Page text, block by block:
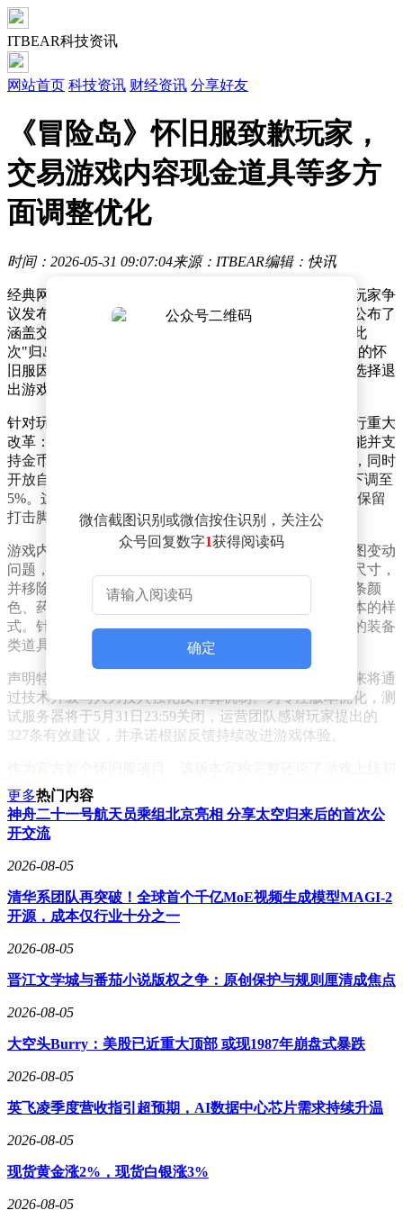
ITBEAR科技资讯
网站首页 科技资讯 财经资讯 分享好友
《冒险岛》怀旧服致歉玩家，
交易游戏内容现金道具等多方
面调整优化
时间：2026-05-31 09:07:04来源：ITBEAR编辑：快讯
经典网游《冒险岛》官方近日就怀旧服测试期间引发的玩家争
议发布致歉声明，运营团队承认未能满足玩家期待，并公布了
涵盖交易系统、游戏内容及现金道具的全面调整方案。此
次"归岛测试"自5月20日启动以来，限量2000个测试名额的怀
旧服因经济系统改动引发大量负面反馈，部分玩家甚至选择退
出游戏。
针对玩家集中反映的交易限制问题，运营团队宣布将进行重大
改革：取消金币与角色绑定的设定，新增面对面交易功能并支
持金币或抵用券结算；拍卖行将引入金币作为交易货币，同时
开放自由市场个人商店与雇佣商店；交易手续费从10%下调至
5%。这些调整旨在恢复游戏初期的自由交易生态，同时保留
打击脚本工作室的技术手段。
游戏内容方面，开发团队承诺修复因版本更新导致的地图变动
问题，包括恢复彩虹岛与金银岛的原始怪物分布及地图尺寸，
并移除当前测试版中的迷你副本系统。视觉呈现上，血条颜
色、药水效果及技能特效等细节将调整至更接近早期版本的样
式。针对现金道具的争议，蘑菇通行证与飞天猪的蛋中的装备
类道具将被移除，部分付费内容也将重新评估。
声明特别强调，交易系统调整不代表放弃打击外挂，未来将通
过技术升级与人力投入强化反作弊机制。为专注版本优化，测
试服务器将于5月31日23:59关闭，运营团队感谢玩家提出的
327条有效建议，并承诺根据反馈持续改进游戏体验。
期的五大经典职业——战士、法师、飞侠、弓箭手与海盗，以
及对应的地图与任务系统。此次测试风波暴露出经典IP复刻过
程中，开发者如何在现代化运营与原汁原味体验间取得平衡的
难题，后续调整效果将持续受到玩家关注。
微信截图识别或微信按住识别，关注公
众号回复数字1获得阅读码
确定
更多热门内容
神舟二十一号航天员乘组北京亮相 分享太空归来后的首次公
开交流
2026-08-05
清华系团队再突破！全球首个千亿MoE视频生成模型MAGI-2
开源，成本仅行业十分之一
2026-08-05
晋江文学城与番茄小说版权之争：原创保护与规则厘清成焦点
2026-08-05
大空头Burry：美股已近重大顶部 或现1987年崩盘式暴跌
2026-08-05
英飞凌季度营收指引超预期，AI数据中心芯片需求持续升温
2026-08-05
现货黄金涨2%，现货白银涨3%
2026-08-05